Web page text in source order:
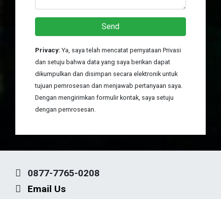
Send
Privacy: Ya, saya telah mencatat pernyataan Privasi
dan setuju bahwa data yang saya berikan dapat
dikumpulkan dan disimpan secara elektronik untuk
tujuan pemrosesan dan menjawab pertanyaan saya.
Dengan mengirimkan formulir kontak, saya setuju
dengan pemrosesan.
0877-7765-0208
Email Us